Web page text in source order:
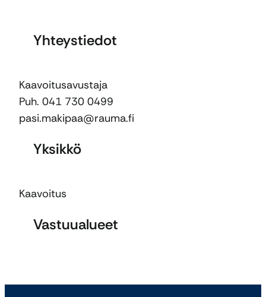
Yhteystiedot
Kaavoitusavustaja
Puh. 041 730 0499
pasi.makipaa@rauma.fi
Yksikkö
Kaavoitus
Vastuualueet